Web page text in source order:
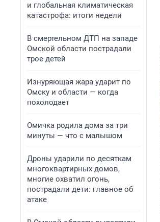
и глобальная климатическая
катастрофа: итоги недели
В смертельном ДТП на западе
Омской области пострадали
трое детей
Изнуряющая жара ударит по
Омску и области — когда
похолодает
Омичка родила дома за три
минуты — что с малышом
Дроны ударили по десяткам
многоквартирных домов,
многие охватил огонь,
пострадали дети: главное об
атаке